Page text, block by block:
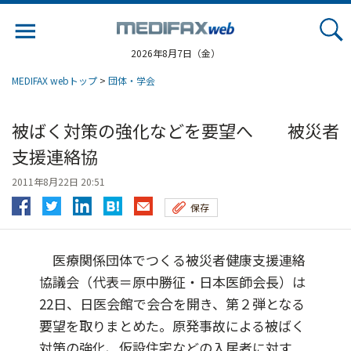
2026年8月7日（金）
MEDIFAX webトップ > 団体・学会
被ばく対策の強化などを要望へ 被災者
支援連絡協
2011年8月22日 20:51
保存
医療関係団体でつくる被災者健康支援連絡
協議会（代表＝原中勝征・日本医師会長）は
22日、日医会館で会合を開き、第２弾となる
要望を取りまとめた。原発事故による被ばく